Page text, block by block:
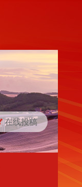
在线投稿